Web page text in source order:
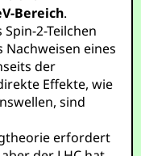
Bereich.
Spin-2-Teilchen
eines
der
Effekte, wie
sind
erfordert